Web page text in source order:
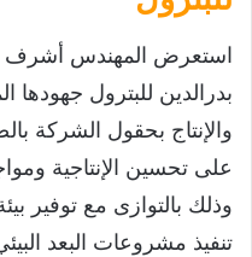
استعرض المهندس أشرف
بدرالدين للبترول
والإنتاج بحقول الشركة
على تحسين الإنتاجية
وذلك بالتوازى مع توفير
تنفيذ مشروعات البعد